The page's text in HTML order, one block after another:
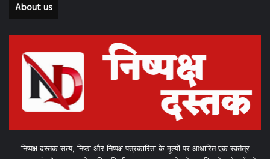
About us
निष्पक्ष दस्तक सत्य, निष्ठा और निष्पक्ष पत्रकारिता के मूल्यों पर आधारित एक स्वतंत्र